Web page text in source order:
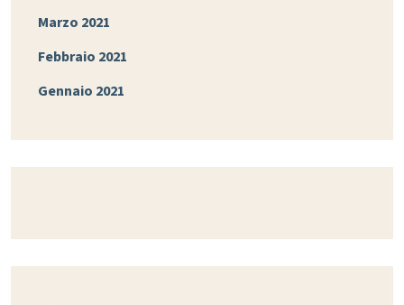
Marzo 2021
Febbraio 2021
Gennaio 2021